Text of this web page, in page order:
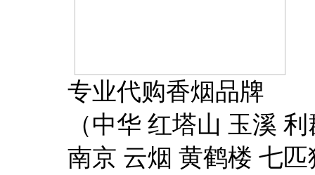
专业代购香烟品牌
（中华 红塔山 玉溪
南京 云烟 黄鹤楼 七